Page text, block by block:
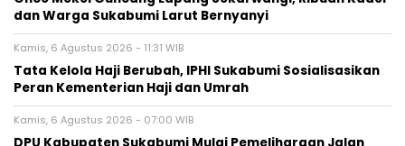
dan Warga Sukabumi Larut Bernyanyi
Kamis, 6 Agustus 2026 - 11:31 WIB
Tata Kelola Haji Berubah, IPHI Sukabumi Sosialisasikan
Peran Kementerian Haji dan Umrah
Kamis, 6 Agustus 2026 - 07:00 WIB